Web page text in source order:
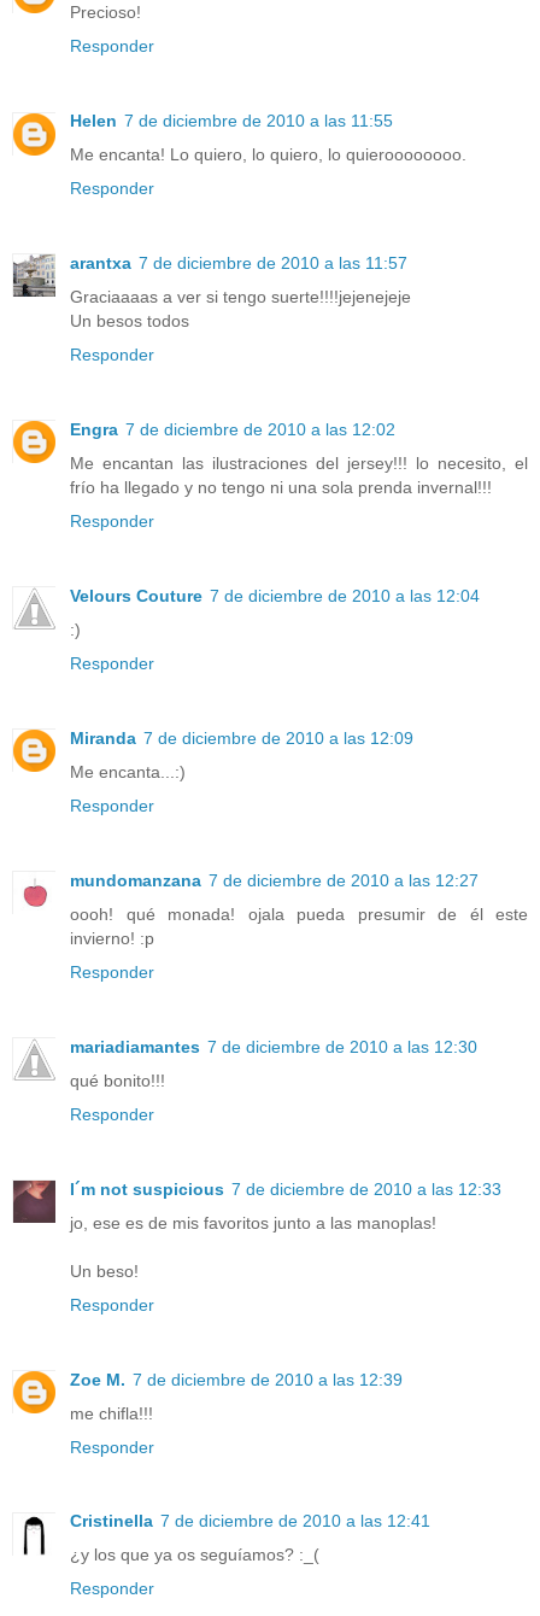
Precioso!
Responder
Helen 7 de diciembre de 2010 a las 11:55
Me encanta! Lo quiero, lo quiero, lo quieroooooooo.
Responder
arantxa 7 de diciembre de 2010 a las 11:57
Graciaaaas a ver si tengo suerte!!!!jejenejeje
Un besos todos
Responder
Engra 7 de diciembre de 2010 a las 12:02
Me encantan las ilustraciones del jersey!!! lo necesito, el
frío ha llegado y no tengo ni una sola prenda invernal!!!
Responder
Velours Couture 7 de diciembre de 2010 a las 12:04
:)
Responder
Miranda 7 de diciembre de 2010 a las 12:09
Me encanta...:)
Responder
mundomanzana 7 de diciembre de 2010 a las 12:27
oooh! qué monada! ojala pueda presumir de él este
invierno! :p
Responder
mariadiamantes 7 de diciembre de 2010 a las 12:30
qué bonito!!!
Responder
I´m not suspicious 7 de diciembre de 2010 a las 12:33
jo, ese es de mis favoritos junto a las manoplas!
Un beso!
Responder
Zoe M. 7 de diciembre de 2010 a las 12:39
me chifla!!!
Responder
Cristinella 7 de diciembre de 2010 a las 12:41
¿y los que ya os seguíamos? :_(
Responder